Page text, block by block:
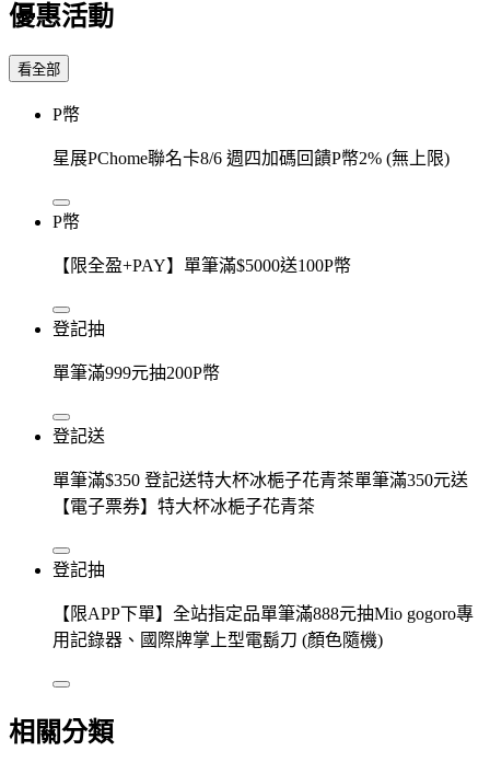
優惠活動
看全部
P幣
星展PChome聯名卡8/6 週四加碼回饋P幣2% (無上限)
P幣
【限全盈+PAY】單筆滿$5000送100P幣
登記抽
單筆滿999元抽200P幣
登記送
單筆滿$350 登記送特大杯冰梔子花青茶單筆滿350元送
【電子票券】特大杯冰梔子花青茶
登記抽
【限APP下單】全站指定品單筆滿888元抽Mio gogoro專
用記錄器、國際牌掌上型電鬍刀 (顏色隨機)
相關分類